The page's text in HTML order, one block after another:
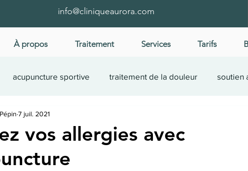
info@cliniqueaurora.com
À propos Traitement Services Tarifs
acupuncture sportive traitement de la douleur soutien
de cas
vos allergies avec
7 juil. 2021